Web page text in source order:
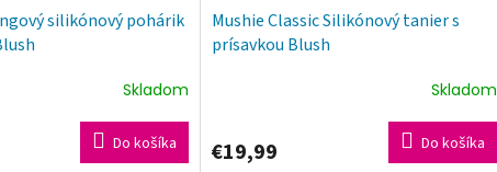
silikónový pohárik
Skladom
Do košíka
Mushie Classic Silikónový tanier s
prísavkou Blush
Skladom
€19,99 Do košíka